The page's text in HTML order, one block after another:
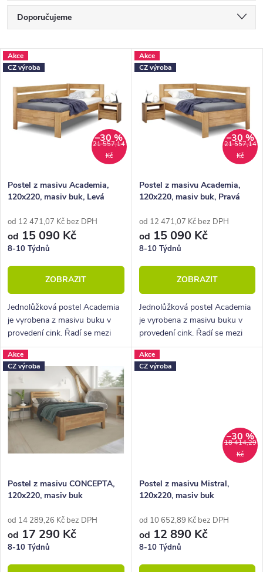
a
z
e
n
o
d
u
k
t
ů
Doporučujeme
Nejdražší
Nejprodávanější
Abecedně
V
ý
p
r
o
d
u
k
t
ů
Akce
CZ výroba
21 557,14
Kč
–30 %
Postel z masivu Academia,
120x220, masiv buk, Levá
od 12 471,07 Kč bez DPH
od 15 090 Kč
8-10 Týdnů
ZOBRAZIT
Jednolůžková postel Academia
je vyrobena z masivu buku v
provedení cink. Řadí se mezi
kvalitní české výrobky
nábytkové řady HappyBed. U
postele Academia oceníte
zejména rohové...
Akce
CZ výroba
21 557,14
Kč
–30 %
Postel z masivu Academia,
120x220, masiv buk, Pravá
od 12 471,07 Kč bez DPH
od 15 090 Kč
8-10 Týdnů
ZOBRAZIT
Jednolůžková postel Academia
je vyrobena z masivu buku v
provedení cink. Řadí se mezi
kvalitní české výrobky
nábytkové řady HappyBed. U
postele Academia oceníte
Akce
CZ výroba
Postel z masivu CONCEPTA,
120x220, masiv buk
od 14 289,26 Kč bez DPH
od 17 290 Kč
8-10 Týdnů
Akce
CZ výroba
18 414,29
Kč
–30 %
Postel z masivu Mistral,
120x220, masiv buk
od 10 652,89 Kč bez DPH
od 12 890 Kč
8-10 Týdnů